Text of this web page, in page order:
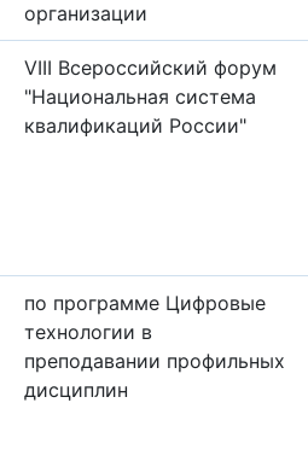
организации
VIII Всероссийский форум
"Национальная система
квалификаций России"
по программе Цифровые
технологии в
преподавании профильных
дисциплин